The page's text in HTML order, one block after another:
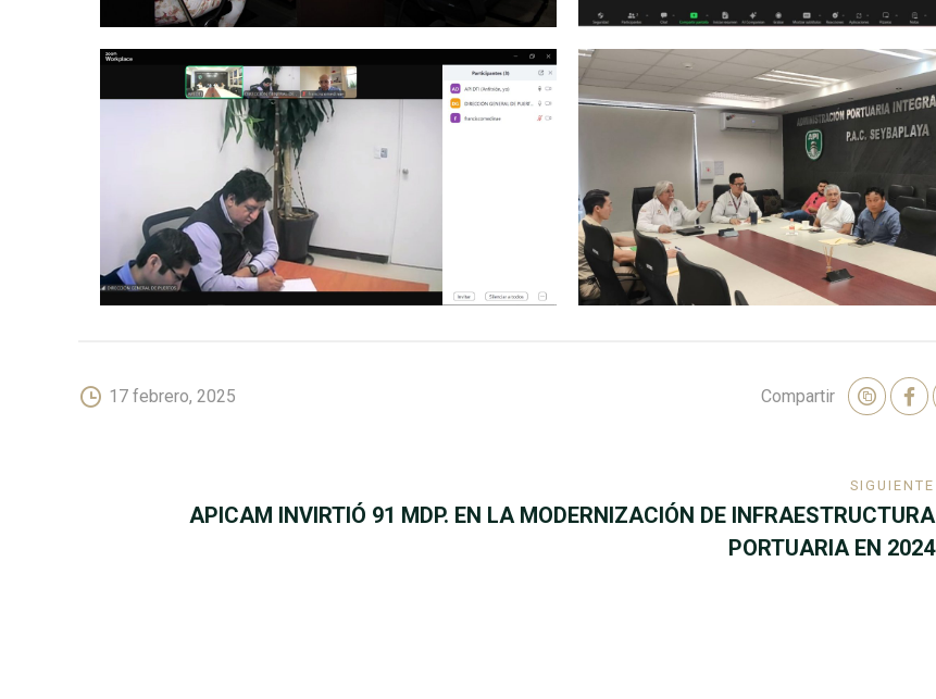
Cargando. Por favor espera.
17 febrero, 2025 Compartir
SIGUIENTE
APICAM INVIRTIÓ 91 MDP. EN LA MODERNIZACIÓN DE INFRAESTRUCTURA
PORTUARIA EN 2024